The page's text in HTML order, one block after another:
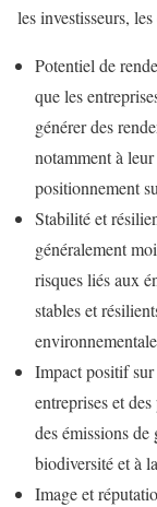
les investisseurs,
Potentiel de
que les
générer des
notamment à
positionnement
Stabilité et
généralement
risques liés aux
stables et
Impact positif sur
entreprises et
des émissions
biodiversité et à
Image et